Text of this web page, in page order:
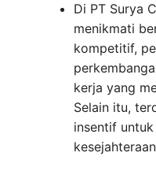
Di PT Surya
menikmati
kompetitif,
kerja yang
Selain itu,
insentif